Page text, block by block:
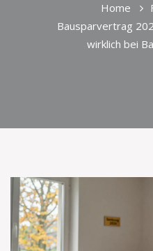
Home
Bausparvertrag
wirklich bei